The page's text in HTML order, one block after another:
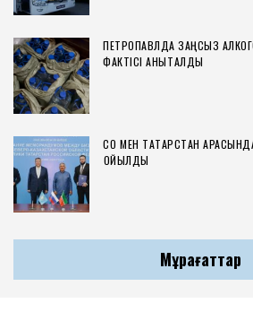
ПЕТРОПАВЛДА ЗАҢСЫЗ
ФАКТІСІ АНЫҚТАЛДЫ
СҚО МЕН ТАТАРСТАН
ҚОЙЫЛДЫ
Мұрағаттар